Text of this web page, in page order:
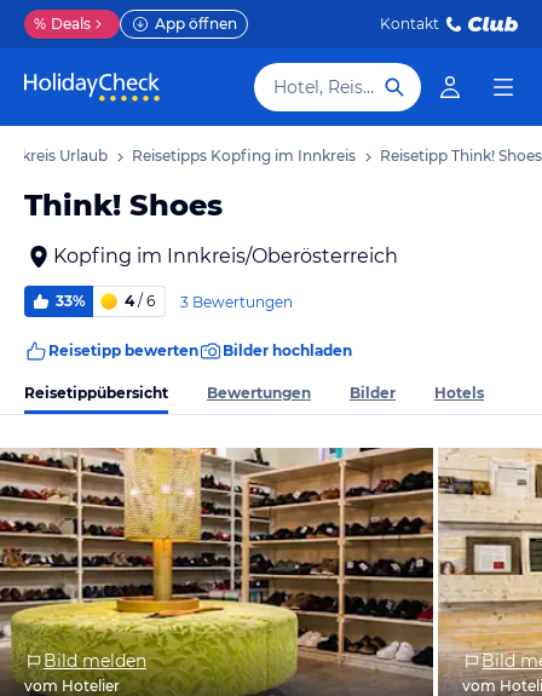
% Deals App öffnen Kontakt
Hotel, Reiseziel
Urlaub Reisetipps Kopfing im Innkreis Reisetipp Think! Shoes
Think! Shoes
Kopfing im Innkreis/Oberösterreich
33% 4/ 6 3 Bewertungen
Reisetipp bewerten Bilder hochladen
Reisetippübersicht Bewertungen Bilder Hotels
Bild melden
vom Hotelier
Bild
vom